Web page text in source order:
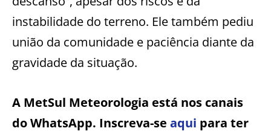
instabilidade do terreno. Ele também pediu
união da comunidade e paciência diante da
gravidade da situação.
A MetSul Meteorologia está nos canais
do WhatsApp. Inscreva-se aqui para ter